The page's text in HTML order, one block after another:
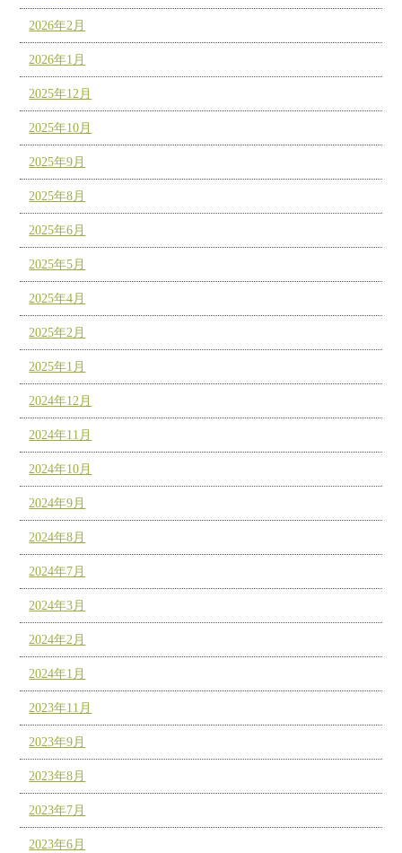
2026年2月
2026年1月
2025年12月
2025年10月
2025年9月
2025年8月
2025年6月
2025年5月
2025年4月
2025年2月
2025年1月
2024年12月
2024年11月
2024年10月
2024年9月
2024年8月
2024年7月
2024年3月
2024年2月
2024年1月
2023年11月
2023年9月
2023年8月
2023年7月
2023年6月